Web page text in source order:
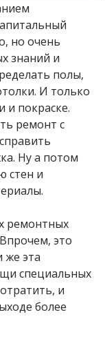
но очень
знаний и
полы,
И только
и покраске.
ремонт с
Ну а потом
стен и
ремонтных
это
же эта
специальных
и
более